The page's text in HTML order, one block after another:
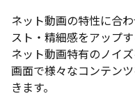
ネット動画の特性に合
スト・精細感をアップ
ネット動画特有のノイ
画面で様々なコンテン
きます。